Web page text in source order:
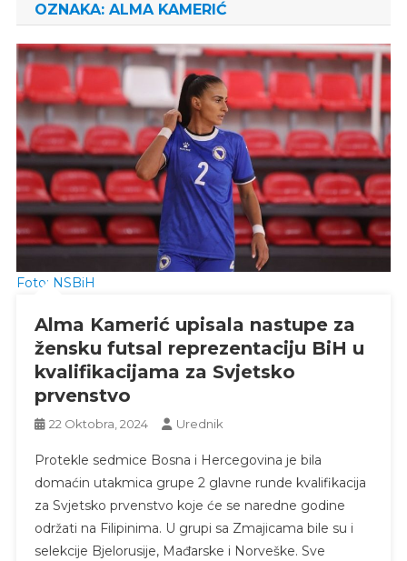
OZNAKA: ALMA KAMERIĆ
Foto: NSBiH
Alma Kamerić upisala nastupe za
žensku futsal reprezentaciju BiH u
kvalifikacijama za Svjetsko
prvenstvo
22 Oktobra, 2024 Urednik
Protekle sedmice Bosna i Hercegovina je bila
domaćin utakmica grupe 2 glavne runde kvalifikacija
za Svjetsko prvenstvo koje će se naredne godine
održati na Filipinima. U grupi sa Zmajicama bile su i
selekcije Bjelorusije, Mađarske i Norveške. Sve